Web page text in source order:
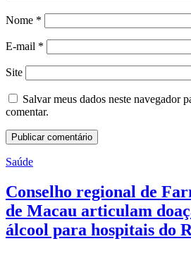
Nome *
E-mail *
Site
Salvar meus dados neste navegador
comentar.
Saúde
Conselho regional de
de Macau articulam
álcool para hospitais do